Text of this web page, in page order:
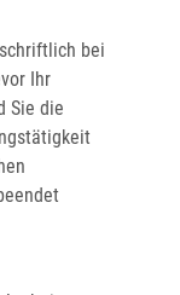
bei
Ihr
Sie die